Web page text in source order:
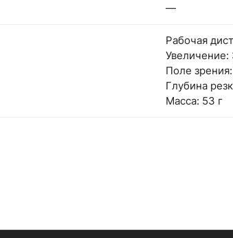
—
Рабочая
Увеличение:
Поле
Глубина
Масса: 53 г